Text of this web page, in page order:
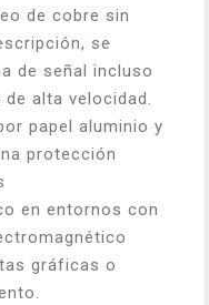
de cobre sin
se
de señal incluso
alta velocidad.
papel aluminio y
protección
en entornos con
gráficas o